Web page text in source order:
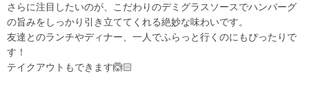
さらに注目したいのが、こだわりのデミグラスソースでハンバーグ
の旨みをしっかり引き立ててくれる絶妙な味わいです。
友達とのランチやディナー、一人でふらっと行くのにもぴったりで
す！
テイクアウトもできます🙆🏻